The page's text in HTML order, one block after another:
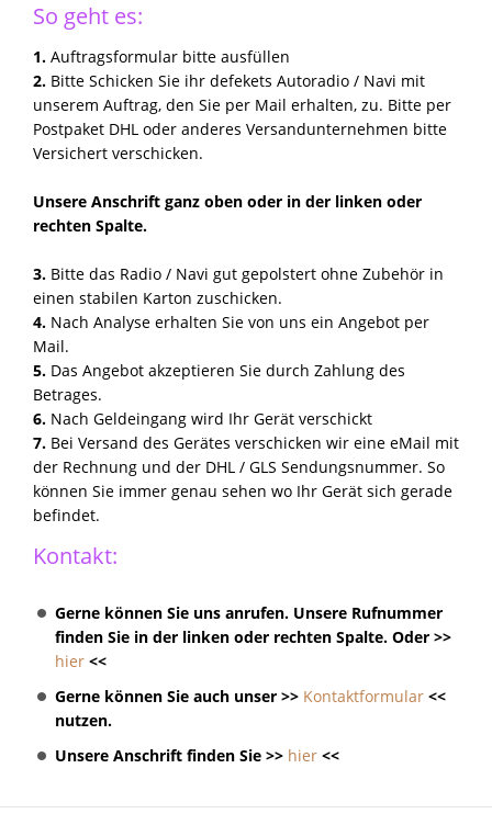
So geht es:
1. Auftragsformular bitte ausfüllen
2. Bitte Schicken Sie ihr defekets Autoradio / Navi mit
unserem Auftrag, den Sie per Mail erhalten, zu. Bitte per
Postpaket DHL oder anderes Versandunternehmen bitte
Versichert verschicken.
Unsere Anschrift ganz oben oder in der linken oder
rechten Spalte.
3. Bitte das Radio / Navi gut gepolstert ohne Zubehör in
einen stabilen Karton zuschicken.
4. Nach Analyse erhalten Sie von uns ein Angebot per
Mail.
5. Das Angebot akzeptieren Sie durch Zahlung des
Betrages.
6. Nach Geldeingang wird Ihr Gerät verschickt
7. Bei Versand des Gerätes verschicken wir eine eMail mit
der Rechnung und der DHL / GLS Sendungsnummer. So
können Sie immer genau sehen wo Ihr Gerät sich gerade
befindet.
Kontakt:
Gerne können Sie uns anrufen. Unsere Rufnummer
finden Sie in der linken oder rechten Spalte. Oder >>
hier <<
Gerne können Sie auch unser >> Kontaktformular <<
nutzen.
Unsere Anschrift finden Sie >> hier <<